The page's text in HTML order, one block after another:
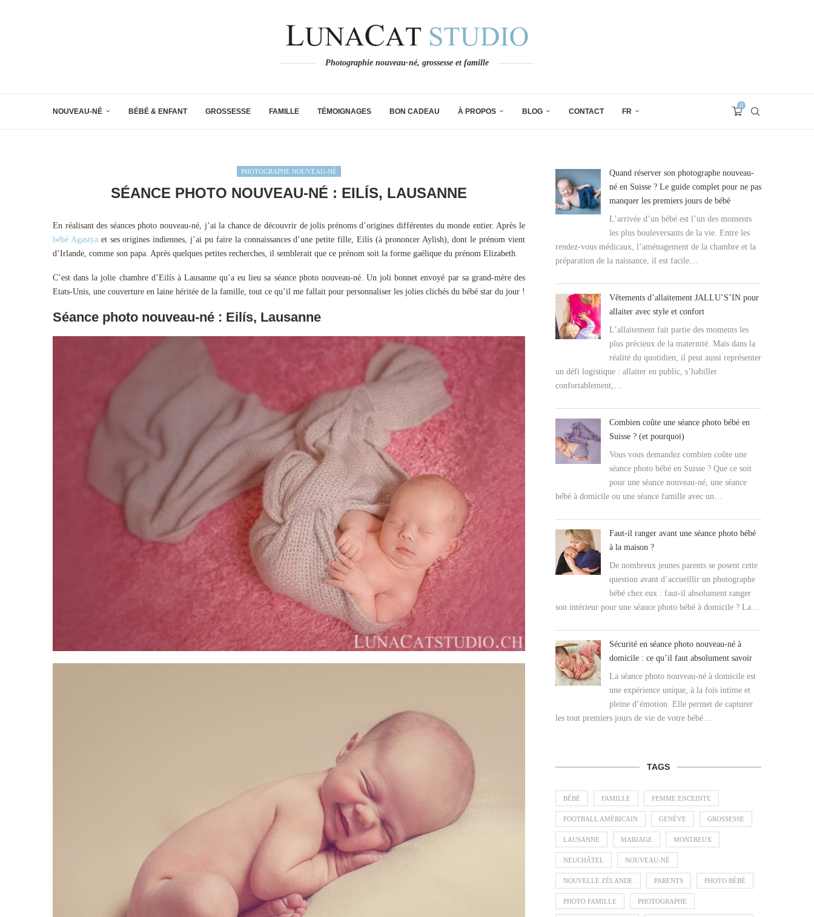
Photographie nouveau-né, grossesse et famille
NOUVEAU-NÉ BÉBÉ & ENFANT GROSSESSE FAMILLE TÉMOIGNAGES BON CADEAU À PROPOS BLOG CONTACT FR
0
PHOTOGRAPHE NOUVEAU-NÉ
SÉANCE PHOTO NOUVEAU-NÉ : EILÍS, LAUSANNE
En réalisant des séances photo nouveau-né, j’ai la chance de découvrir de jolis prénoms d’origines différentes du monde entier. Après le
bébé Agastyaet ses origines indiennes, j’ai pu faire la connaissances d’une petite fille, Eilís (à prononcer Aylish), dont le prénom vient
d’Irlande, comme son papa. Après quelques petites recherches, il semblerait que ce prénom soit la forme gaélique du prénom Elizabeth.
C’est dans la jolie chambre d’Eilís à Lausanne qu’a eu lieu sa séance photo nouveau-né. Un joli bonnet envoyé par sa grand-mère des
Etats-Unis, une couverture en laine héritée de la famille, tout ce qu’il me fallait pour personnaliser les jolies clichés du bébé star du jour !
Séance photo nouveau-né : Eilís, Lausanne
Quand réserver son photographe nouveau-
né en Suisse ? Le guide complet pour ne pas
manquer les premiers jours de bébé
L’arrivée d’un bébé est l’un des moments
les plus bouleversants de la vie. Entre les
rendez-vous médicaux, l’aménagement de la chambre et la
préparation de la naissance, il est facile…
Vêtements d’allaitement JALLU’S’IN pour
allaiter avec style et confort
L’allaitement fait partie des moments les
plus précieux de la maternité. Mais dans la
réalité du quotidien, il peut aussi représenter
un défi logistique : allaiter en public, s’habiller
confortablement,…
Combien coûte une séance photo bébé en
Suisse ? (et pourquoi)
Vous vous demandez combien coûte une
séance photo bébé en Suisse ? Que ce soit
pour une séance nouveau-né, une séance
bébé à domicile ou une séance famille avec un…
Faut-il ranger avant une séance photo bébé
à la maison ?
De nombreux jeunes parents se posent cette
question avant d’accueillir un photographe
bébé chez eux : faut-il absolument ranger
son intérieur pour une séance photo bébé à domicile ? La…
Sécurité en séance photo nouveau-né à
domicile : ce qu’il faut absolument savoir
La séance photo nouveau-né à domicile est
une expérience unique, à la fois intime et
pleine d’émotion. Elle permet de capturer
les tout premiers jours de vie de votre bébé…
TAGS
BÉBÉ FAMILLE FEMME ENCEINTE
FOOTBALL AMÉRICAIN GENÈVE GROSSESSE
LAUSANNE MARIAGE MONTREUX
NEUCHÂTEL NOUVEAU-NÉ
NOUVELLE ZÉLANDE PARENTS PHOTO BÉBÉ
PHOTO FAMILLE PHOTOGRAPHE